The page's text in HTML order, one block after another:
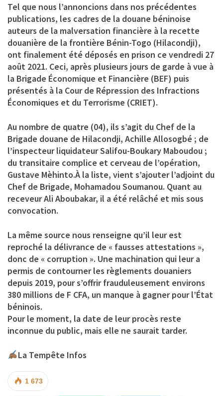
Tel que nous l’annoncions dans nos précédentes
publications, les cadres de la douane béninoise
auteurs de la malversation financière à la recette
douanière de la frontière Bénin-Togo (Hilacondji),
ont finalement été déposés en prison ce vendredi 27
août 2021. Ceci, après plusieurs jours de garde à vue à
la Brigade Économique et Financière (BEF) puis
présentés à la Cour de Répression des Infractions
Économiques et du Terrorisme (CRIET).
Au nombre de quatre (04), ils s’agit du Chef de la
Brigade douane de Hilacondji, Achille Allosogbé ; de
l’inspecteur liquidateur Salifou-Boukary Maboudou ;
du transitaire complice et cerveau de l’opération,
Gustave Mèhinto.À la liste, vient s’ajouterl’adjoint du
Chef de Brigade, Mohamadou Soumanou. Quant au
receveur Ali Aboubakar, il a été relâché et mis sous
convocation.
La même source nous renseigne qu’il leur est
reproché la délivrance de « fausses attestations »,
donc de « corruption ». Une machination qui leur a
permis de contourner les règlements douaniers
depuis 2019, pour s’offrir frauduleusement environs
380 millions de F CFA, un manque à gagner pour l’État
béninois.
Pour le moment, la date de leur procès reste
inconnue du public, mais elle ne saurait tarder.
La Tempête Infos
1 673